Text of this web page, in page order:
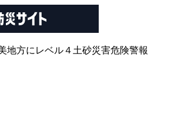
地方にレベル４土砂災害危険警報